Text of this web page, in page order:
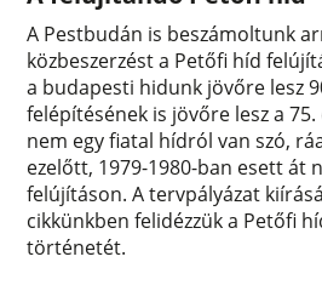
A Pestbudán is beszámoltunk
közbeszerzést a Petőfi híd
a budapesti hidunk jövőre lesz
felépítésének is jövőre lesz a
nem egy fiatal hídról van szó,
ezelőtt, 1979-1980-ban esett át
felújításon. A tervpályázat
cikkünkben felidézzük a Petőfi
történetét.